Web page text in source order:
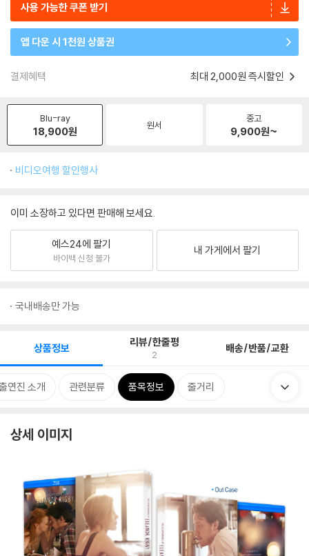
사용 가능한 쿠폰 받기
앱 다운 시 1천원 상품권
결제혜택 최대 2,000원 즉시할인
Blu-ray
18,900원 원서
중고
9,900원~
비디오여행 할인행사
이미 소장하고 있다면 판매해 보세요.
예스24에 팔기
바이백 신청 불가
내 가게에서 팔기
국내배송만 가능
상품정보 리뷰/한줄평
2 배송/반품/교환
연진 소개 관련분류 품목정보 줄거리
상세 이미지